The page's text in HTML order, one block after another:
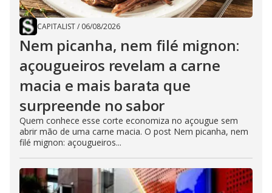
CAPITALIST/ 06/08/2026
Nem picanha, nem filé mignon:
açougueiros revelam a carne
macia e mais barata que
surpreende no sabor
Quem conhece esse corte economiza no açougue sem
abrir mão de uma carne macia. O post Nem picanha, nem
filé mignon: açougueiros...